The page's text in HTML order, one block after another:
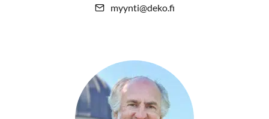
myynti@deko.fi